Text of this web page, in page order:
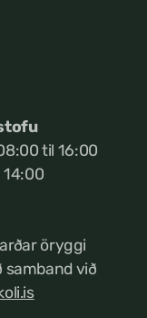
til 16:00
14:00
öryggi
við